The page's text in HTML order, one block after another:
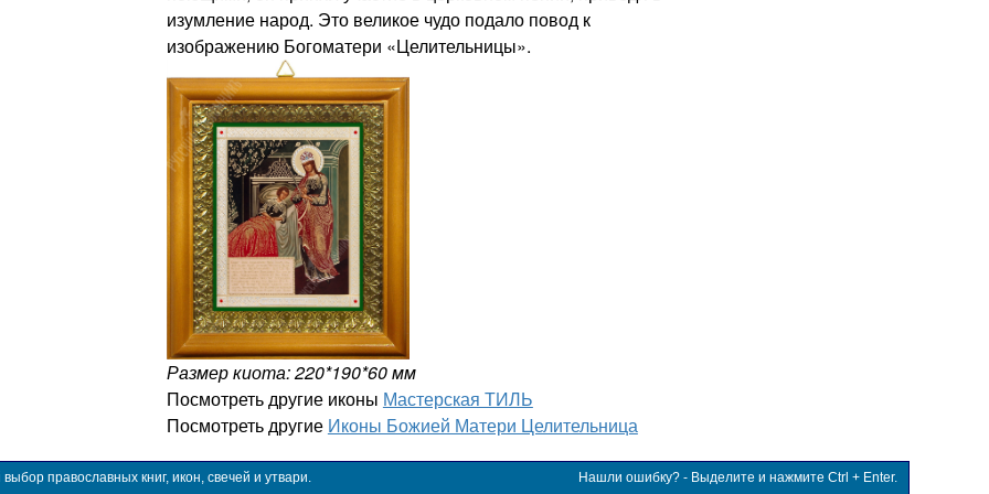
изумление народ. Это великое чудо подало повод к
изображению Богоматери «Целительницы».
Размер киота: 220*190*60 мм
Посмотреть другие иконы Мастерская ТИЛЬ
Посмотреть другие Иконы Божией Матери Целительница
православных книг, икон, свечей и утвари.
Нашли ошибку? - Выделите и нажмите Ctrl + Enter.